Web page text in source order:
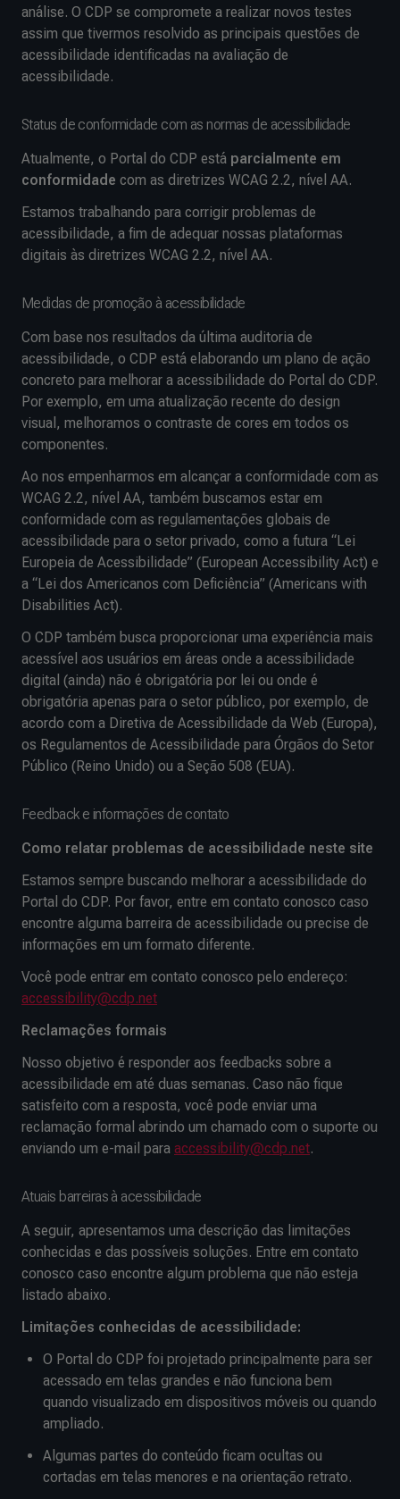
análise. O CDP se compromete a realizar novos testes
assim que tivermos resolvido as principais questões de
acessibilidade identificadas na avaliação de
acessibilidade.
Status de conformidade com as normas de acessibilidade
Atualmente, o Portal do CDP está parcialmente em
conformidade com as diretrizes WCAG 2.2, nível AA.
Estamos trabalhando para corrigir problemas de
acessibilidade, a fim de adequar nossas plataformas
digitais às diretrizes WCAG 2.2, nível AA.
Medidas de promoção à acessibilidade
Com base nos resultados da última auditoria de
acessibilidade, o CDP está elaborando um plano de ação
concreto para melhorar a acessibilidade do Portal do CDP.
Por exemplo, em uma atualização recente do design
visual, melhoramos o contraste de cores em todos os
componentes.
Ao nos empenharmos em alcançar a conformidade com as
WCAG 2.2, nível AA, também buscamos estar em
conformidade com as regulamentações globais de
acessibilidade para o setor privado, como a futura “Lei
Europeia de Acessibilidade” (European Accessibility Act) e
a “Lei dos Americanos com Deficiência” (Americans with
Disabilities Act).
O CDP também busca proporcionar uma experiência mais
acessível aos usuários em áreas onde a acessibilidade
digital (ainda) não é obrigatória por lei ou onde é
obrigatória apenas para o setor público, por exemplo, de
acordo com a Diretiva de Acessibilidade da Web (Europa),
os Regulamentos de Acessibilidade para Órgãos do Setor
Público (Reino Unido) ou a Seção 508 (EUA).
Feedback e informações de contato
Como relatar problemas de acessibilidade neste site
Estamos sempre buscando melhorar a acessibilidade do
Portal do CDP. Por favor, entre em contato conosco caso
encontre alguma barreira de acessibilidade ou precise de
informações em um formato diferente.
Você pode entrar em contato conosco pelo endereço:
accessibility@cdp.net
Reclamações formais
Nosso objetivo é responder aos feedbacks sobre a
acessibilidade em até duas semanas. Caso não fique
satisfeito com a resposta, você pode enviar uma
reclamação formal abrindo um chamado com o suporte ou
enviando um e-mail para accessibility@cdp.net.
Atuais barreiras à acessibilidade
A seguir, apresentamos uma descrição das limitações
conhecidas e das possíveis soluções. Entre em contato
conosco caso encontre algum problema que não esteja
listado abaixo.
Limitações conhecidas de acessibilidade:
O Portal do CDP foi projetado principalmente para ser
acessado em telas grandes e não funciona bem
quando visualizado em dispositivos móveis ou quando
ampliado.
Algumas partes do conteúdo ficam ocultas ou
cortadas em telas menores e na orientação retrato.